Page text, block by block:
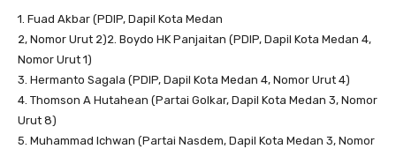
1. Fuad Akbar (PDIP, Dapil Kota Medan
2, Nomor Urut 2)2. Boydo HK Panjaitan (PDIP, Dapil Kota Medan 4,
Nomor Urut 1)
3. Hermanto Sagala (PDIP, Dapil Kota Medan 4, Nomor Urut 4)
4. Thomson A Hutahean (Partai Golkar, Dapil Kota Medan 3, Nomor
Urut 8)
5. Muhammad Ichwan (Partai Nasdem, Dapil Kota Medan 3, Nomor